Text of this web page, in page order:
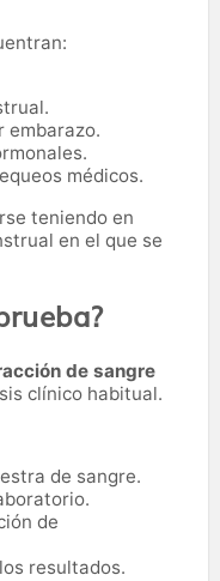
embarazo.
médicos.
teniendo en
en el que se
de sangre
clínico habitual.
de sangre.
de
resultados.